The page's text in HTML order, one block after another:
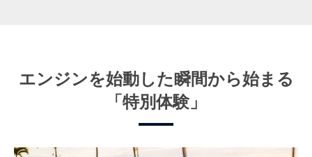
エンジンを始動した瞬間から始まる
「特別体験」